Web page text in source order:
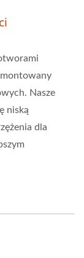
Nasze
niską
dla